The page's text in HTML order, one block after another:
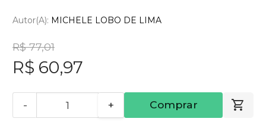
Autor(a): MICHELE LOBO DE LIMA
R$ 77,01
R$ 60,97
- + Comprar